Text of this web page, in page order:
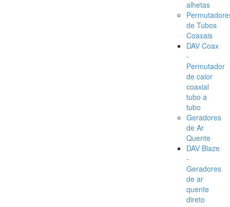
alhetas
de Tubos
Coaxais
DAV Coax
-
Permutador
de calor
coaxial
tubo a
tubo
Geradores
de Ar
Quente
DAV Blaze
-
Geradores
de ar
quente
direto